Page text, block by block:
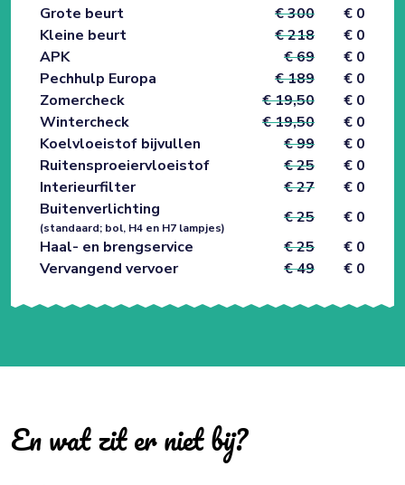
Grote beurt € 300
€ 0
Kleine beurt
€ 218
€ 0
APK
€ 69
€ 0
Pechhulp Europa
€ 189
€ 0
Zomercheck
€ 19,50
€ 0
Wintercheck
€ 19,50
€ 0
Koelvloeistof bijvullen
€ 99
€ 0
Ruitensproeiervloeistof
€ 25
€ 0
Interieurfilter
€ 27
€ 0
Buitenverlichting
(standaard; bol, H4 en H7 lampjes)
€ 25
€ 0
Haal- en brengservice
€ 25
€ 0
Vervangend vervoer
€ 49 € 0
En wat zit er niet bij?